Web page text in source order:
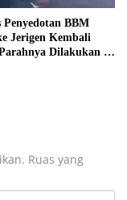
BBM
Jerigen Kembali
Dilakukan di
Ruas yang